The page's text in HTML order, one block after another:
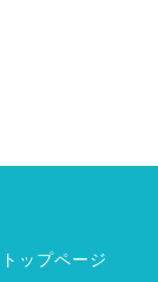
トップページ